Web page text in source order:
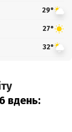
29°
27°
32°
вдень: